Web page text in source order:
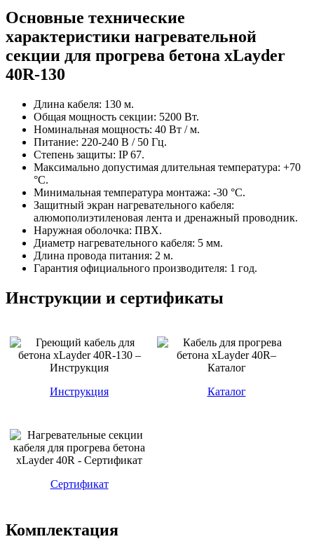
Основные технические
характеристики нагревательной
секции для прогрева бетона xLayder
40R-130
Длина кабеля: 130 м.
Общая мощность секции: 5200 Вт.
Номинальная мощность: 40 Вт / м.
Питание: 220-240 В / 50 Гц.
Степень защиты: IP 67.
Максимально допустимая длительная температура: +70
°С.
Минимальная температура монтажа: -30 °С.
Защитный экран нагревательного кабеля:
алюмополиэтиленовая лента и дренажный проводник.
Наружная оболочка: ПВХ.
Диаметр нагревательного кабеля: 5 мм.
Длина провода питания: 2 м.
Гарантия официального производителя: 1 год.
Инструкции и сертификаты
Инструкция Каталог
Сертификат
Комплектация